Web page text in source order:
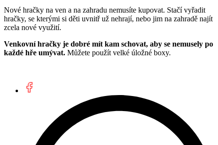
Nové hračky na ven a na zahradu nemusíte kupovat. Stačí vyřadit
hračky, se kterými si děti uvnitř už nehrají, nebo jim na zahradě najít
zcela nové využití.
Venkovní hračky je dobré mít kam schovat, aby se nemusely po
každé hře umývat. Můžete použít velké úložné boxy.